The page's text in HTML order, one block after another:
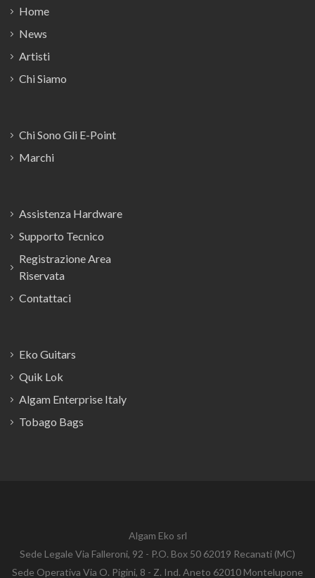
Home
News
Artisti
Chi Siamo
Chi Sono Gli E-Point
Marchi
Assistenza Hardware
Supporto Tecnico
Registrazione Area
Riservata
Contattaci
Eko Guitars
Quik Lok
Algam Enterprise Italy
Tobago Bags
Algam Eko srl
Sede Legale Via Falleroni, 92 - P.O. Box 50 62019 Recanati (MC)
Sede Operativa Via O. Pigini, 8 - Z. Ind. Aneto 62010 Montelupone